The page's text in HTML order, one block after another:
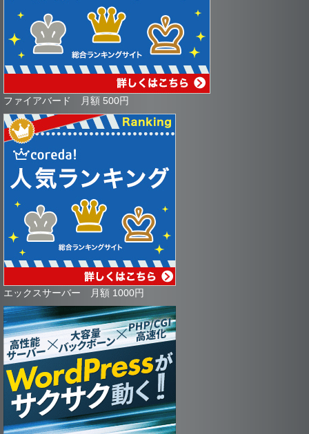
ファイアバード 月額 500円
エックスサーバー 月額 1000円